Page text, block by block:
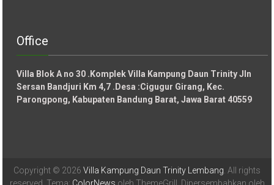
Office
Villa Blok A no 30 .Komplek Villa Kampung Daun Trinity Jln
Sersan Bandjuri Km 4,7 .Desa :Cigugur Girang, Kec.
Parongpong, Kabupaten Bandung Barat, Jawa Barat 40559
Copyright © 2026 Villa Kampung Daun Trinity Lembang. All rights